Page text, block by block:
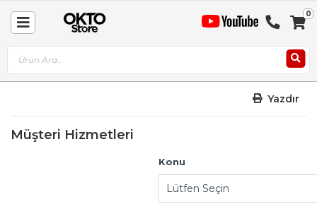
Toggle
Nav
0
Yazdır
Müşteri Hizmetleri
Konu